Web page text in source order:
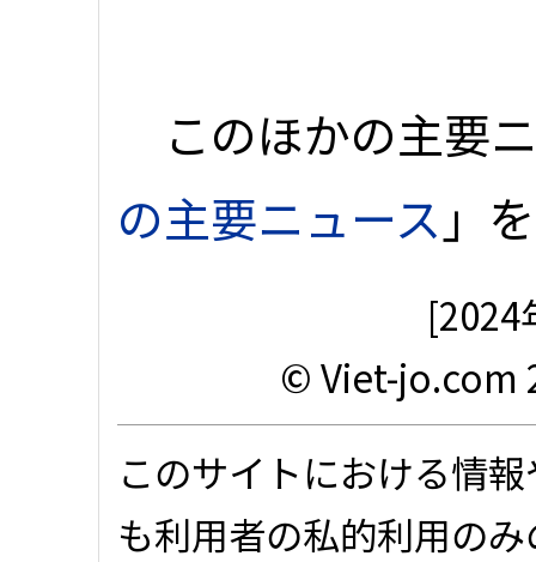
このほかの主要
の主要ニュース 」
[2024
© Viet-jo.com
このサイトにおける情
も利用者の私的利用の